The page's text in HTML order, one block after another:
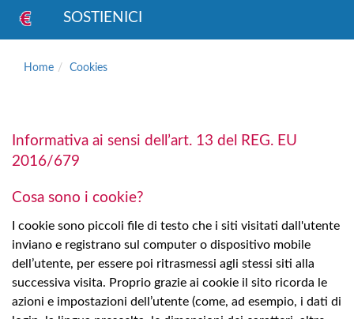
SOSTIENICI
Home Cookies
Informativa ai sensi dell’art. 13 del REG. EU
2016/679
Cosa sono i cookie?
I cookie sono piccoli file di testo che i siti visitati dall'utente
inviano e registrano sul computer o dispositivo mobile
dell’utente, per essere poi ritrasmessi agli stessi siti alla
successiva visita. Proprio grazie ai cookie il sito ricorda le
azioni e impostazioni dell’utente (come, ad esempio, i dati di